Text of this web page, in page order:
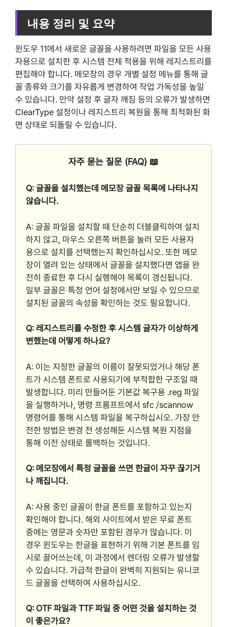
내용 정리 및 요약
윈도우 11에서 새로운 글꼴을 사용하려면 파일을 모든 사용
자용으로 설치한 후 시스템 전체 적용을 위해 레지스트리를
편집해야 합니다. 메모장의 경우 개별 설정 메뉴를 통해 글
꼴 종류와 크기를 자유롭게 변경하여 작업 가독성을 높일
수 있습니다. 만약 설정 후 글자 깨짐 등의 오류가 발생하면
ClearType 설정이나 레지스트리 복원을 통해 최적화된 화
면 상태로 되돌릴 수 있습니다.
자주 묻는 질문 (FAQ) 📖
Q: 글꼴을 설치했는데 메모장 글꼴 목록에 나타나지
않습니다.
A: 글꼴 파일을 설치할 때 단순히 더블클릭하여 설치
하지 않고, 마우스 오른쪽 버튼을 눌러 모든 사용자
용으로 설치를 선택했는지 확인하십시오. 또한 메모
장이 열려 있는 상태에서 글꼴을 설치했다면 앱을 완
전히 종료한 후 다시 실행해야 목록이 갱신됩니다.
일부 글꼴은 특정 언어 설정에서만 보일 수 있으므로
설치된 글꼴의 속성을 확인하는 것도 필요합니다.
Q: 레지스트리를 수정한 후 시스템 글자가 이상하게
변했는데 어떻게 하나요?
A: 이는 지정한 글꼴의 이름이 잘못되었거나 해당 폰
트가 시스템 폰트로 사용되기에 부적합한 구조일 때
발생합니다. 미리 만들어둔 기본값 복구용 .reg 파일
을 실행하거나, 명령 프롬프트에서 sfc /scannow
명령어를 통해 시스템 파일을 복구하십시오. 가장 안
전한 방법은 변경 전 생성해둔 시스템 복원 지점을
통해 이전 상태로 롤백하는 것입니다.
Q: 메모장에서 특정 글꼴을 쓰면 한글이 자꾸 끊기거
나 깨집니다.
A: 사용 중인 글꼴이 한글 폰트를 포함하고 있는지
확인해야 합니다. 해외 사이트에서 받은 무료 폰트
중에는 영문과 숫자만 포함된 경우가 많습니다. 이
경우 윈도우는 한글을 표현하기 위해 기본 폰트를 임
시로 끌어쓰는데, 이 과정에서 렌더링 오류가 발생할
수 있습니다. 가급적 한글이 완벽히 지원되는 유니코
드 글꼴을 선택하여 사용하십시오.
Q: OTF 파일과 TTF 파일 중 어떤 것을 설치하는 것
이 좋은가요?